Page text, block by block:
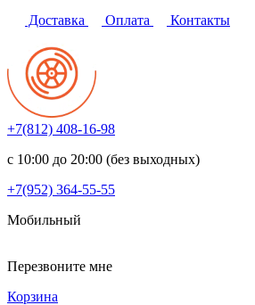
Доставка Оплата Контакты
+7(812) 408-16-98
с 10:00 до 20:00 (без выходных)
+7(952) 364-55-55
Мобильный
Перезвоните мне
Корзина